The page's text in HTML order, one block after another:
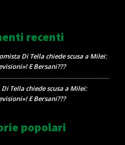
recenti
Di Tella chiede scusa a Milei:
E Bersani???
Di Tella chiede scusa a Milei:
E Bersani???
popolari